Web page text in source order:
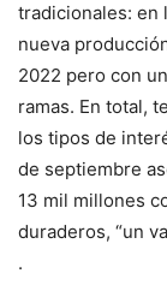
tradicionales: en
nueva
2022 pero con
ramas. En total,
los tipos de
de septiembre
13 mil millones
duraderos, “un
.